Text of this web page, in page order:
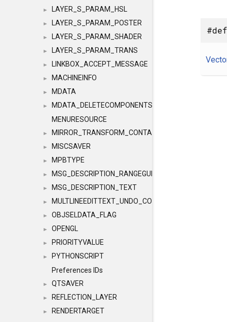
► LAYER_S_PARAM_HSL
► LAYER_S_PARAM_POSTER
► LAYER_S_PARAM_SHADER
► LAYER_S_PARAM_TRANS
► LINKBOX_ACCEPT_MESSAGE
► MACHINEINFO
► MDATA
►
MDATA_DELETECOMPONENTS
MENURESOURCE
► MIRROR_TRANSFORM_CONTAINER
► MISCSAVER
► MPBTYPE
► MSG_DESCRIPTION_RANGEGUI
► MSG_DESCRIPTION_TEXT
► MULTLINEEDITTEXT_UNDO_CONTAINER
► OBJSELDATA_FLAG
► OPENGL
► PRIORITYVALUE
►
PYTHONSCRIPT
Preferences IDs
► QTSAVER
► REFLECTION_LAYER
►
RENDERTARGET